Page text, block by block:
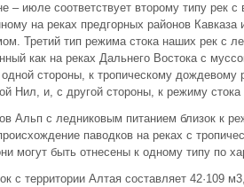
– июле соответствует второму типу рек
на реках предгорных районов
Третий тип режима стока наших рек с
как на реках Дальнего Востока с
стороны, к тропическому
Нил, и, с другой стороны, к режиму
Альп с ледниковым питанием близок к
паводков на реках с
могут быть отнесены к одному типу по
с территории Алтая составляет 42·109